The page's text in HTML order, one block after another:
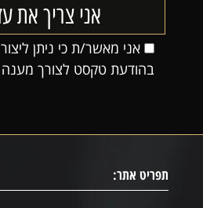
אני מאשר/ת כי ניתן
בהודעת טקסט לצורך מענה
תפריט אתר: